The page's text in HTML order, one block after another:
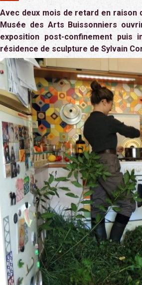
Avec deux mois de retard en
Musée des Arts Buissonniers
exposition post-confinement puis
résidence de sculpture de Sylvain